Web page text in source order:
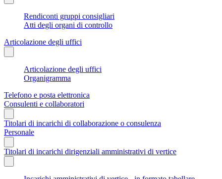
Rendiconti gruppi consigliari
Atti degli organi di controllo
Articolazione degli uffici
Articolazione degli uffici
Organigramma
Telefono e posta elettronica
Consulenti e collaboratori
Titolari di incarichi di collaborazione o consulenza
Personale
Titolari di incarichi dirigenziali amministrativi di vertice